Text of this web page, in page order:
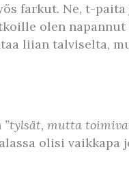
farkut. Ne, t-
olen napannut
liian talviselta,
”tylsät, mutta
olisi vaikkapa